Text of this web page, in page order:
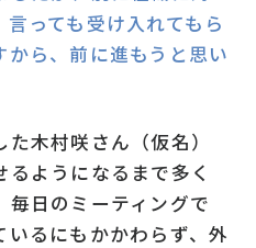
っても受け入れてもら
から、前に進もうと思い
木村咲さん（仮名）
ようになるまで多く
毎日のミーティングで
るにもかかわらず、外